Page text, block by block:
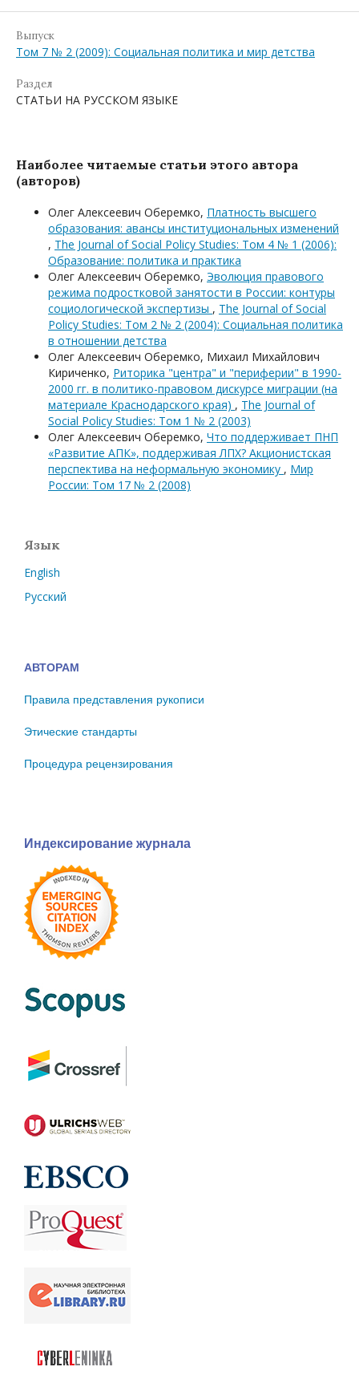
Выпуск
Том 7 № 2 (2009): Социальная политика и мир детства
Раздел
СТАТЬИ НА РУССКОМ ЯЗЫКЕ
Наиболее читаемые статьи этого автора
(авторов)
Олег Алексеевич Оберемко, Платность высшего
образования: авансы институциональных изменений
, The Journal of Social Policy Studies: Том 4 № 1 (2006):
Образование: политика и практика
Олег Алексеевич Оберемко, Эволюция правового
режима подростковой занятости в России: контуры
социологической экспертизы , The Journal of Social
Policy Studies: Том 2 № 2 (2004): Социальная политика
в отношении детства
Олег Алексеевич Оберемко, Михаил Михайлович
Кириченко, Риторика "центра" и "периферии" в 1990-
2000 гг. в политико-правовом дискурсе миграции (на
материале Краснодарского края) , The Journal of
Social Policy Studies: Том 1 № 2 (2003)
Олег Алексеевич Оберемко, Что поддерживает ПНП
«Развитие АПК», поддерживая ЛПХ? Акционистская
перспектива на неформальную экономику , Мир
России: Том 17 № 2 (2008)
Язык
English
Русский
АВТОРАМ
Правила представления рукописи
Этические стандарты
Процедура рецензирования
Индексирование журнала